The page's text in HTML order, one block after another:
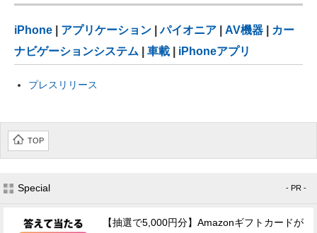
iPhone アプリケーション |パイオニア AV機器
カー
ナビゲーションシステム
車載 iPhoneアプリ
プレスリリース
TOP
Special - PR -
【抽選で5,000円分】Amazonギフトカードが